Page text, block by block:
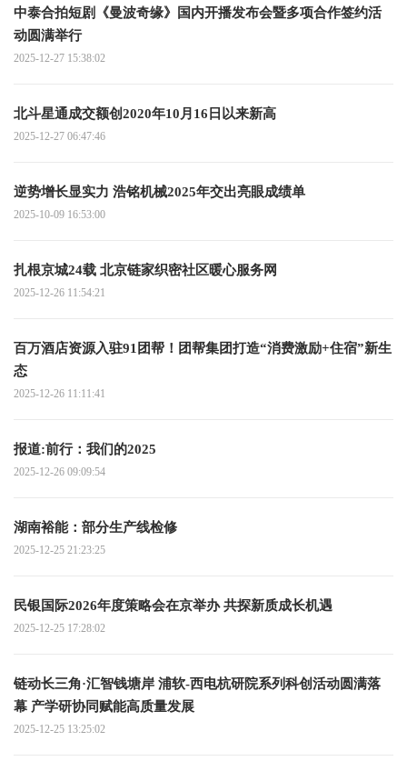
中泰合拍短剧《曼波奇缘》国内开播发布会暨多项合作签约活
动圆满举行
2025-12-27 15:38:02
北斗星通成交额创2020年10月16日以来新高
2025-12-27 06:47:46
逆势增长显实力 浩铭机械2025年交出亮眼成绩单
2025-10-09 16:53:00
扎根京城24载 北京链家织密社区暖心服务网
2025-12-26 11:54:21
百万酒店资源入驻91团帮！团帮集团打造“消费激励+住宿”新生
态
2025-12-26 11:11:41
报道:前行：我们的2025
2025-12-26 09:09:54
湖南裕能：部分生产线检修
2025-12-25 21:23:25
民银国际2026年度策略会在京举办 共探新质成长机遇
2025-12-25 17:28:02
链动长三角·汇智钱塘岸 浦软-西电杭研院系列科创活动圆满落
幕 产学研协同赋能高质量发展
2025-12-25 13:25:02